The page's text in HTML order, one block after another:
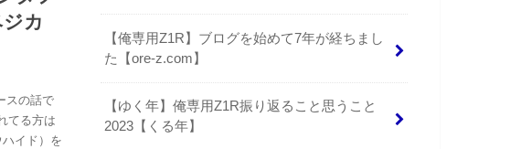
カ
スの話で
てる方は
イド）を
【俺専用Z1R】ブログを始めて7年が経ちまし
た【ore-z.com】
【ゆく年】俺専用Z1R振り返ること思うこと
2023【くる年】